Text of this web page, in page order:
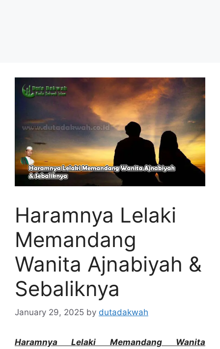
Haramnya Lelaki
Memandang
Wanita Ajnabiyah &
Sebaliknya
January 29, 2025 by dutadakwah
Haramnya Lelaki Memandang Wanita